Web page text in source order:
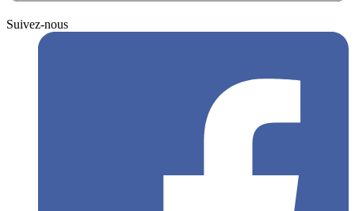
Suivez-nous